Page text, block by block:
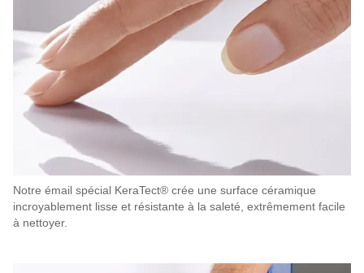
Notre émail spécial KeraTect® crée une surface céramique
incroyablement lisse et résistante à la saleté, extrêmement facile
à nettoyer.